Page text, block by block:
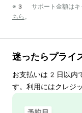
※3 サポート金額はキ
ちら 。
迷ったらプライ
お支払いは 2 日以内
す。利用にはクレジ